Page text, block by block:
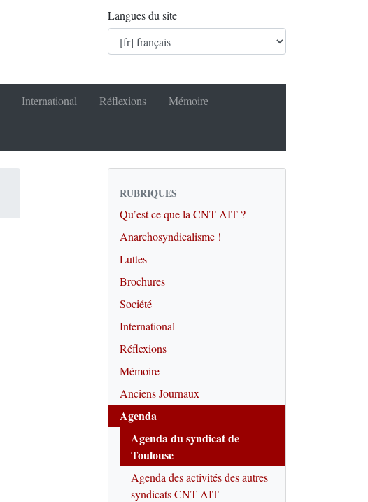
Langues du site
International Réflexions Mémoire
RUBRIQUES
Qu’est ce que la CNT-AIT ?
Anarchosyndicalisme !
Luttes
Brochures
Société
International
Réflexions
Mémoire
Anciens Journaux
Agenda
Agenda du syndicat de
Toulouse
Agenda des activités des autres
syndicats CNT-AIT